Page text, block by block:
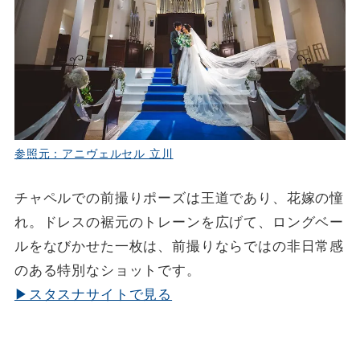
参照元：アニヴェルセル 立川
チャペルでの前撮りポーズは王道であり、花嫁の憧
れ。ドレスの裾元のトレーンを広げて、ロングベー
ルをなびかせた一枚は、前撮りならではの非日常感
のある特別なショットです。
▶スタスナサイトで見る